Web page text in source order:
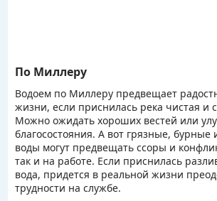
По Миллеру
Водоем по Миллеру предвещает
жизни, если приснилась река чистая и
Можно ожидать хороших вестей или
благосостояния. А вот грязные,
воды могут предвещать ссоры и
так и на работе. Если приснилась
вода, придется в реальной жизни
трудности на службе.